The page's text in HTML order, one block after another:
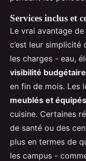
Services inclus et
Le vrai avantage
c’est leur simplicité
les charges - eau,
visibilité
en fin de mois. Les
meublés et équipés
cuisine. Certaines
de santé ou des
plus en termes de
les campus -